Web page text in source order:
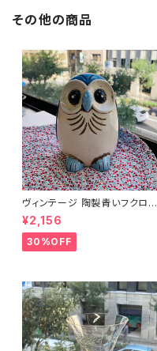
その他の商品
ヴィンテージ 陶製青いフクロウ
貯金箱
¥2,156
30%OFF